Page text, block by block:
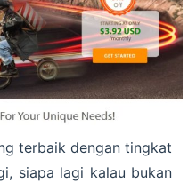
terbaik dengan tingkat
siapa lagi kalau bukan